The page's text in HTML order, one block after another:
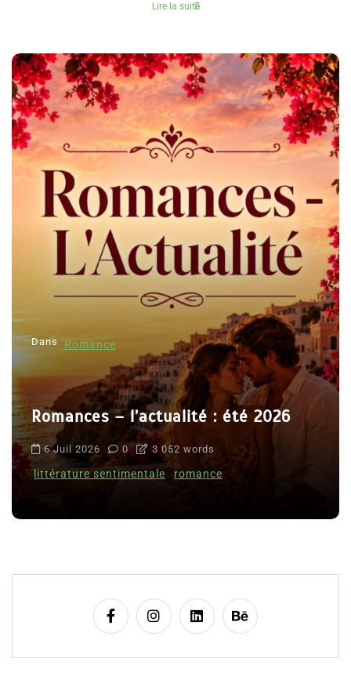
Lire la suite
Dans Romance
Romances – l’actualité : été 2026
6 Juil 2026 0 3 052 words
littérature sentimentale romance